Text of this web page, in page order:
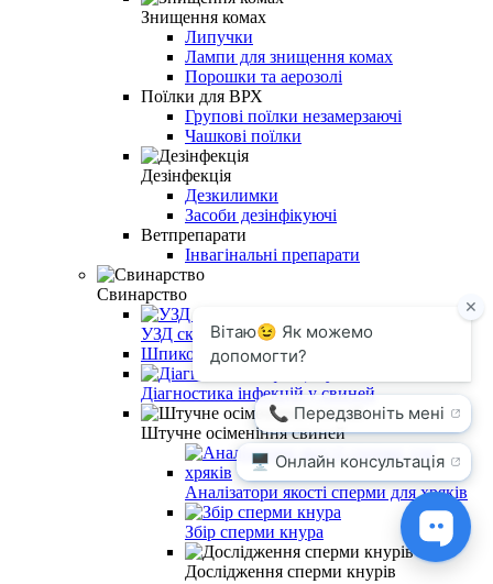
Знищення комах
Липучки
Лампи для знищення комах
Порошки та аерозолі
Поїлки для ВРХ
Групові поїлки незамерзаючі
Чашкові поїлки
Дезінфекція
Дезкилимки
Засоби дезінфікуючі
Ветпрепарати
Інвагінальні препарати
Свинарство
УЗД сканери для свиней
Шпикоміри
Діагностика інфекцій у свиней
Штучне осіменіння свиней
Аналізатори якості сперми для хряків
Збір сперми кнура
Дослідження сперми кнурів